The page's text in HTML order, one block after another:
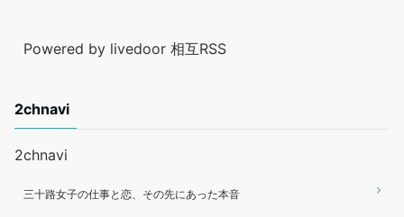
Powered by livedoor 相互RSS
2chnavi
2chnavi
三十路女子の仕事と恋、その先にあった本音